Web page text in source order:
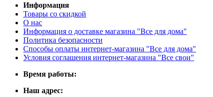
Информация
Товары со скидкой
О нас
Информация о доставке магазина "Все для дома"
Политика безопасности
Способы оплаты интернет-магазина "Все для дома"
Условия соглашения интернет-магазина "Все свои"
Время работы:
Наш адрес: